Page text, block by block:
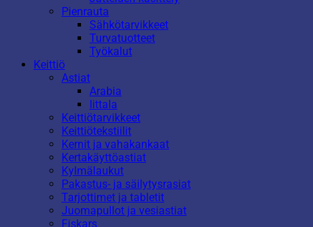
Pienrauta
Sähkötarvikkeet
Turvatuotteet
Työkalut
Keittiö
Astiat
Arabia
Iittala
Keittiötarvikkeet
Keittiötekstiilit
Kernit ja vahakankaat
Kertakäyttöastiat
Kylmälaukut
Pakastus- ja säilytysrasiat
Tarjottimet ja tabletit
Juomapullot ja vesiastiat
Fiskars